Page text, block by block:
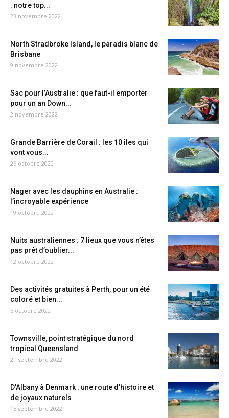
: notre top...
23 novembre 2022
North Stradbroke Island, le paradis blanc de
Brisbane
9 novembre 2022
Sac pour l’Australie : que faut-il emporter
pour un an Down...
2 novembre 2022
Grande Barrière de Corail : les 10 îles qui
vont vous...
26 octobre 2022
Nager avec les dauphins en Australie :
l’incroyable expérience
19 octobre 2022
Nuits australiennes : 7 lieux que vous n’êtes
pas prêt d’oublier...
12 octobre 2022
Des activités gratuites à Perth, pour un été
coloré et bien...
5 octobre 2022
Townsville, point stratégique du nord
tropical Queensland
21 septembre 2022
D’Albany à Denmark : une route d’histoire et
de joyaux naturels
15 septembre 2022